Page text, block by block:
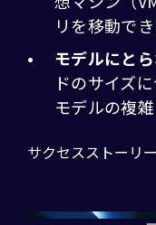
リを移動でき
モデルにと
ドのサイズ
モデルの複
サクセスストーリ